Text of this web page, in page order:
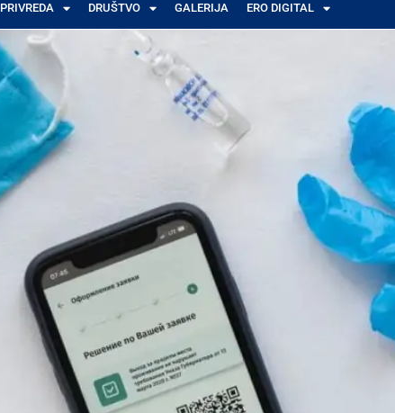
PRIVREDA DRUŠTVO GALERIJA ERO DIGITAL